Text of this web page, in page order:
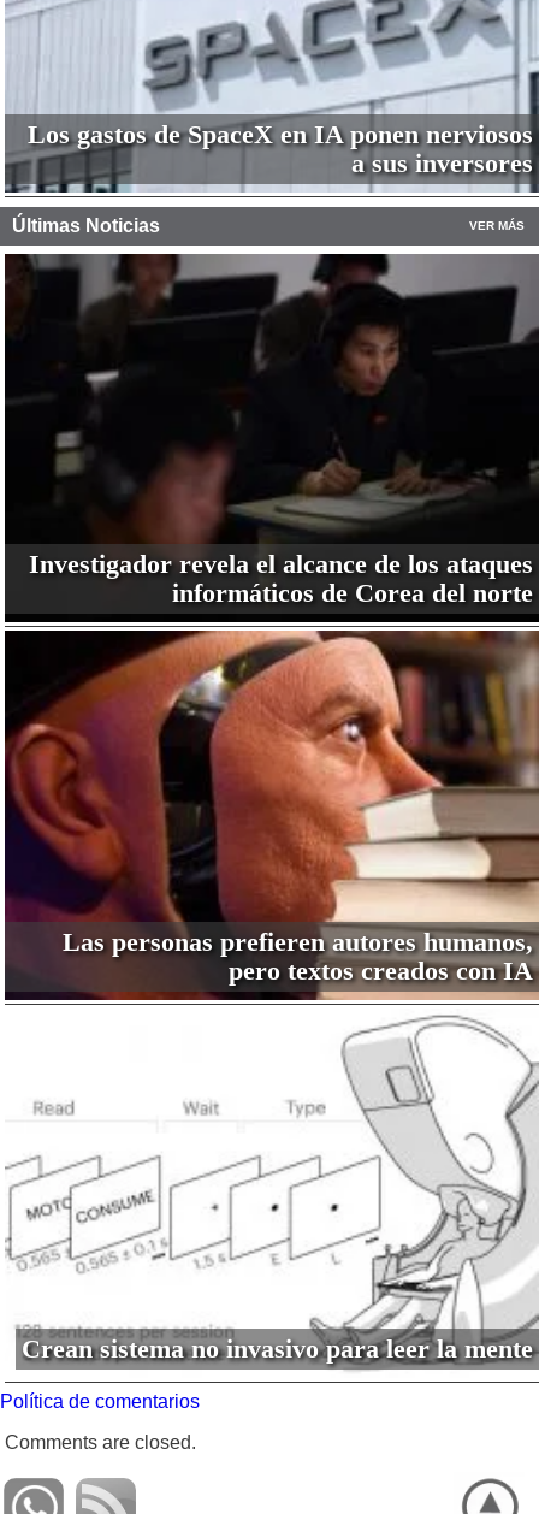
Los gastos de SpaceX en IA ponen nerviosos
a sus inversores
Últimas Noticias VER MÁS
Investigador revela el alcance de los ataques
informáticos de Corea del norte
Las personas prefieren autores humanos,
pero textos creados con IA
Crean sistema no invasivo para leer la mente
Política de comentarios
Comments are closed.